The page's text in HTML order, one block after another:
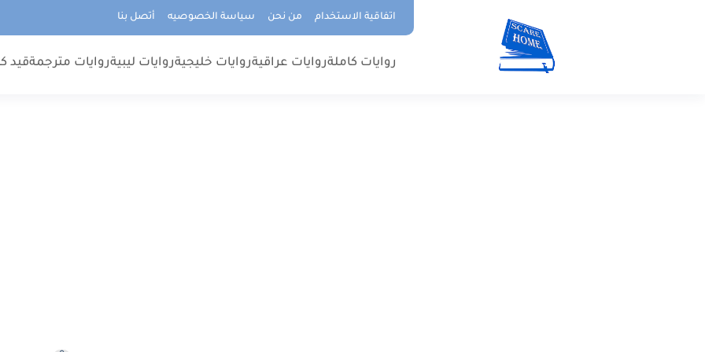
اتفاقية الاستخدام من نحن سياسة الخصوصيه أتصل بنا
روايات كاملةروايات عراقيةروايات خليجيةروايات ليبيةروايات مترجمةقيد